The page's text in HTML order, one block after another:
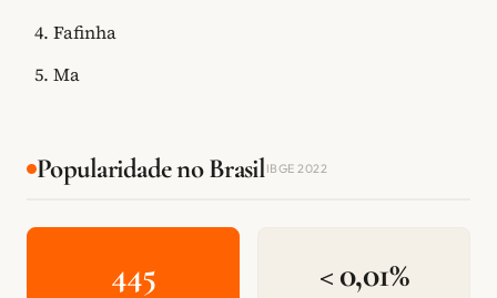
Fafinha
Ma
Popularidade no BrasilIBGE 2022
445 < 0,01%